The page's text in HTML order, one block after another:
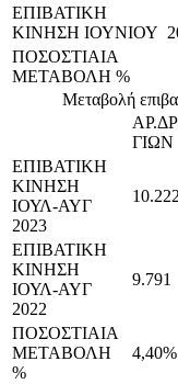
ΕΠΙΒΑΤΙΚΗ
ΚΙΝΗΣΗ ΙΟΥΝΙΟΥ
ΠΟΣΟΣΤΙΑΙΑ
ΜΕΤΑΒΟΛΗ %
Μεταβολή
ΓΙΩΝ
ΕΠΙΒΑΤΙΚΗ
ΚΙΝΗΣΗ
ΙΟΥΛ-ΑΥΓ
2023
ΕΠΙΒΑΤΙΚΗ
ΚΙΝΗΣΗ
ΙΟΥΛ-ΑΥΓ
2022
9.791
ΠΟΣΟΣΤΙΑΙΑ
ΜΕΤΑΒΟΛΗ
%
4,40%